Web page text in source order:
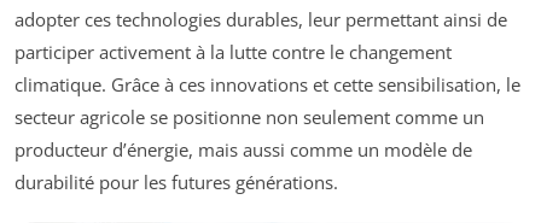
adopter ces technologies durables, leur permettant ainsi de
participer activement à la lutte contre le changement
climatique. Grâce à ces innovations et cette sensibilisation, le
secteur agricole se positionne non seulement comme un
producteur d’énergie, mais aussi comme un modèle de
durabilité pour les futures générations.